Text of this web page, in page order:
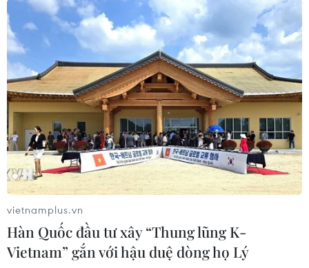
Tuyến thứ hai khởi hành vào thứ Năm hàng
tuần với hành trình từ Hà Nội đến Paris, qua
Frankfurt rồi trở về Hà Nội.
Tất cả chuyến bay giữa Việt Nam và châu Âu
đều được Vietnam Airlines thực hiện bằng các
dòng tàu bay thân rộng là Boeing 787 và Airbus
A350 để hành khách có trải nghiệm bay đường
dài thoải mái nhất.
Vietnam Airlines lưu ý hành khách cần tìm hiểu
thông tin và đảm bảo đáp ứng các quy định về
nhập cảnh tại điểm đến như yêu cầu khai báo y
tế, xét nghiệm COVID-19, tình trạng tiêm chủng
hoặc khỏi bệnh COVID-19, nơi lưu trú tại điểm
vietnamplus.vn
Hàn Quốc đầu tư xây “Thung lũng K-
Vietnam” gắn với hậu duệ dòng họ Lý